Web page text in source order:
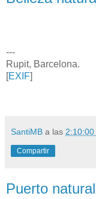
---
Rupit, Barcelona.
[EXIF]
SantiMB a las 2:10:00
Compartir
Puerto natural